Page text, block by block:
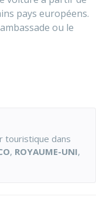
pays européens.
ou le
touristique dans
, ROYAUME-UNI,